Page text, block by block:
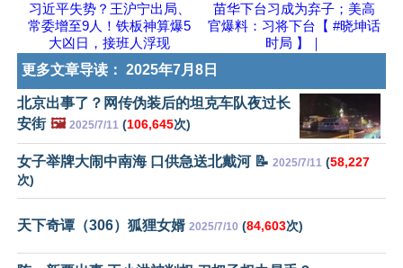
习近平失势？王沪宁出局、
常委增至9人！铁板神算爆5
大凶日，接班人浮现
苗华下台习成为弃子；美高
官爆料：习将下台【 #晓坤话
时局 】｜
更多文章导读： 2025年7月8日
北京出事了？网传伪装后的坦克车队夜过长
安街 🖼️ 2025/7/11 (106,645次)
女子举牌大闹中南海 口供急送北戴河 📝 2025/7/11 (58,227
次)
天下奇谭（306）狐狸女婿 2025/7/10 (84,603次)